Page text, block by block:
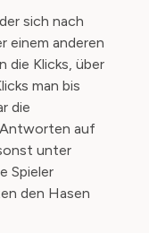
sich nach
einem anderen
die Klicks, über
man bis
die
auf
unter
Spieler
den Hasen